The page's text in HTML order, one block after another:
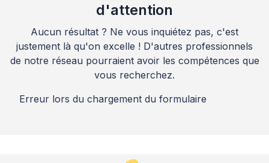
d'attention
Aucun résultat ? Ne vous inquiétez pas, c'est
justement là qu'on excelle ! D'autres professionnels
de notre réseau pourraient avoir les compétences que
vous recherchez.
Erreur lors du chargement du formulaire